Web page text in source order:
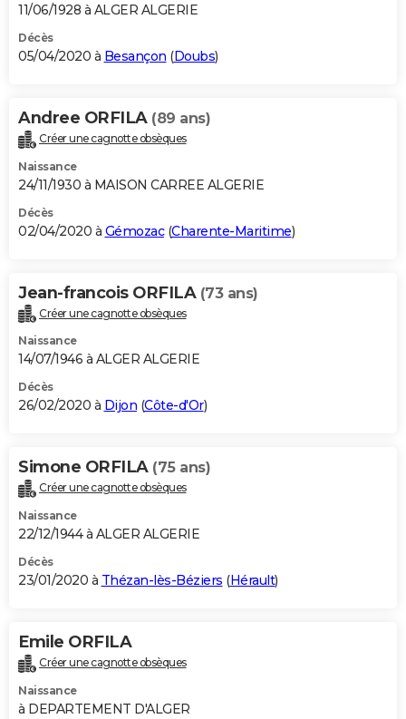
11/06/1928 à ALGER ALGERIE
Décès
05/04/2020 à Besançon (Doubs)
Andree ORFILA (89 ans)
Créer une cagnotte obsèques
Naissance
24/11/1930 à MAISON CARREE ALGERIE
Décès
02/04/2020 à Gémozac(Charente-Maritime)
Jean-francois ORFILA (73 ans)
Créer une cagnotte obsèques
Naissance
14/07/1946 à ALGER ALGERIE
Décès
26/02/2020 à Dijon (Côte-d'Or)
Simone ORFILA (75 ans)
Créer une cagnotte obsèques
Naissance
22/12/1944 à ALGER ALGERIE
Décès
23/01/2020 à Thézan-lès-Béziers (Hérault)
Emile ORFILA
Créer une cagnotte obsèques
Naissance
à DEPARTEMENT D'ALGER